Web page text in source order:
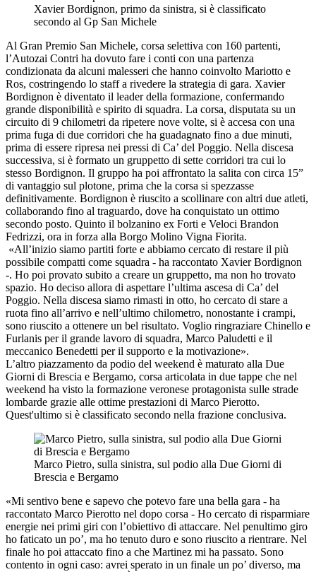
Xavier Bordignon, primo da sinistra, si è classificato
secondo al Gp San Michele
Al Gran Premio San Michele, corsa selettiva con 160 partenti,
l’Autozai Contri ha dovuto fare i conti con una partenza
condizionata da alcuni malesseri che hanno coinvolto Mariotto e
Ros, costringendo lo staff a rivedere la strategia di gara. Xavier
Bordignon è diventato il leader della formazione, confermando
grande disponibilità e spirito di squadra. La corsa, disputata su un
circuito di 9 chilometri da ripetere nove volte, si è accesa con una
prima fuga di due corridori che ha guadagnato fino a due minuti,
prima di essere ripresa nei pressi di Ca’ del Poggio. Nella discesa
successiva, si è formato un gruppetto di sette corridori tra cui lo
stesso Bordignon. Il gruppo ha poi affrontato la salita con circa 15”
di vantaggio sul plotone, prima che la corsa si spezzasse
definitivamente. Bordignon è riuscito a scollinare con altri due atleti,
collaborando fino al traguardo, dove ha conquistato un ottimo
secondo posto. Quinto il bolzanino ex Forti e Veloci Brandon
Fedrizzi, ora in forza alla Borgo Molino Vigna Fiorita.
«All’inizio siamo partiti forte e abbiamo cercato di restare il più
possibile compatti come squadra - ha raccontato Xavier Bordignon
-. Ho poi provato subito a creare un gruppetto, ma non ho trovato
spazio. Ho deciso allora di aspettare l’ultima ascesa di Ca’ del
Poggio. Nella discesa siamo rimasti in otto, ho cercato di stare a
ruota fino all’arrivo e nell’ultimo chilometro, nonostante i crampi,
sono riuscito a ottenere un bel risultato. Voglio ringraziare Chinello e
Furlanis per il grande lavoro di squadra, Marco Paludetti e il
meccanico Benedetti per il supporto e la motivazione».
L’altro piazzamento da podio del weekend è maturato alla Due
Giorni di Brescia e Bergamo, corsa articolata in due tappe che nel
weekend ha visto la formazione veronese protagonista sulle strade
lombarde grazie alle ottime prestazioni di Marco Pierotto.
Quest'ultimo si è classificato secondo nella frazione conclusiva.
Marco Pietro, sulla sinistra, sul podio alla Due Giorni di
Brescia e Bergamo
«Mi sentivo bene e sapevo che potevo fare una bella gara - ha
raccontato Marco Pierotto nel dopo corsa - Ho cercato di risparmiare
energie nei primi giri con l’obiettivo di attaccare. Nel penultimo giro
ho faticato un po’, ma ho tenuto duro e sono riuscito a rientrare. Nel
finale ho poi attaccato fino a che Martinez mi ha passato. Sono
contento in ogni caso: avrei sperato in un finale un po’ diverso, ma